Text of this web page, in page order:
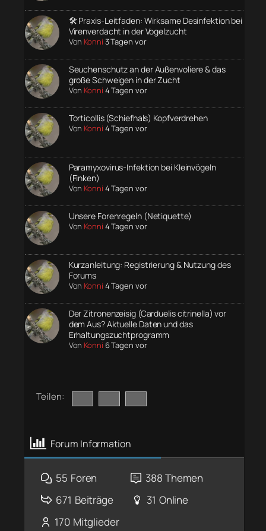
🛠️ Praxis-Leitfaden: Wirksame Desinfektion bei
Virenverdacht in der Vogelzucht
Von Konni 3 Tagen vor
Seuchenschutz an der Außenvoliere & das
große Schweigen in der Zucht
Von Konni 4 Tagen vor
Torticollis (Schiefhals) Kopfverdrehen
Von Konni 4 Tagen vor
Paramyxovirus-Infektion bei Kleinvögeln
(Finken)
Von Konni 4 Tagen vor
Unsere Forenregeln (Netiquette)
Von Konni 4 Tagen vor
Kurzanleitung: Registrierung & Nutzung des
Forums
Von Konni 4 Tagen vor
Der Zitronenzeisig (Carduelis citrinella) vor
dem Aus? Aktuelle Daten und das
Erhaltungszuchtprogramm
Von Konni 6 Tagen vor
Teilen:
Forum Information
55 Foren 388 Themen
671 Beiträge 31 Online
170 Mitglieder